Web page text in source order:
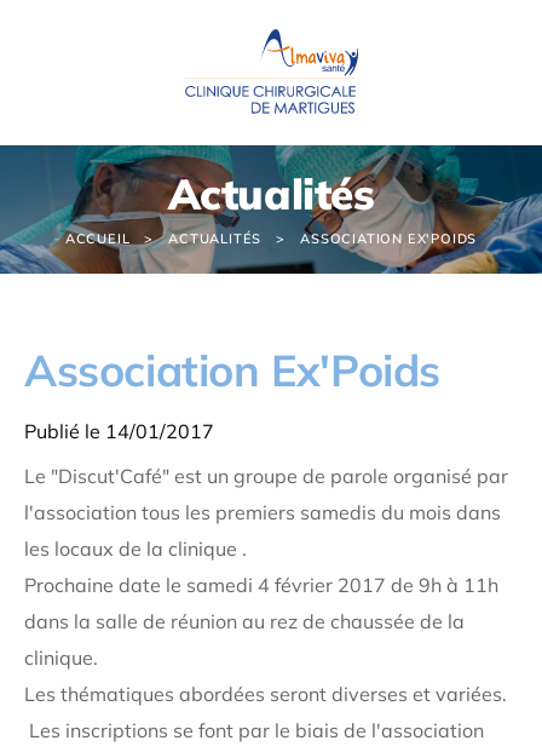
Actualités
ACCUEIL ACTUALITÉS ASSOCIATION EX'POIDS
Association Ex'Poids
Publié le 14/01/2017
Le "Discut'Café" est un groupe de parole organisé par
l'association tous les premiers samedis du mois dans
les locaux de la clinique .
Prochaine date le samedi 4 février 2017 de 9h à 11h
dans la salle de réunion au rez de chaussée de la
clinique.
Les thématiques abordées seront diverses et variées.
Les inscriptions se font par le biais de l'association